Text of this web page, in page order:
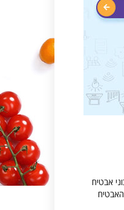
אבטיח
האבטיח